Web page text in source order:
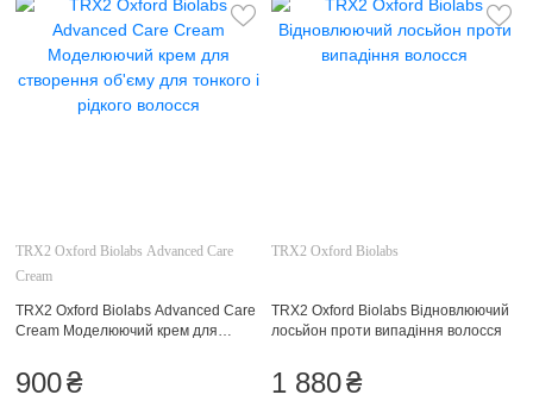
TRX2 Oxford Biolabs Advanced Care
Cream
TRX2 Oxford Biolabs Advanced Care
Cream Моделюючий крем для
рідкого волосся
900₴
TRX2 Oxford Biolabs
TRX2 Oxford Biolabs Відновлюючий
лосьйон проти випадіння волосся
1 880₴